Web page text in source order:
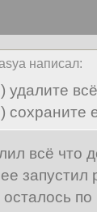
написал:
удалите
сохраните
всё что
запустил